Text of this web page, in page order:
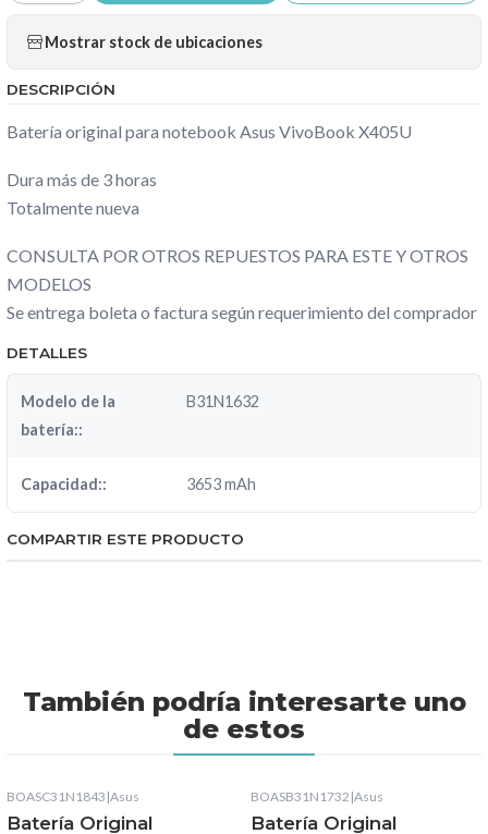
Mostrar stock de ubicaciones
DESCRIPCIÓN
Batería original para notebook Asus VivoBook X405U
Dura más de 3 horas
Totalmente nueva
CONSULTA POR OTROS REPUESTOS PARA ESTE Y OTROS
MODELOS
Se entrega boleta o factura según requerimiento del comprador
DETALLES
Modelo de la
batería::
B31N1632
Capacidad:: 3653 mAh
COMPARTIR ESTE PRODUCTO
También podría interesarte uno
de estos
BOASC31N1843 |Asus
Batería Original
BOASB31N1732 |Asus
Batería Original